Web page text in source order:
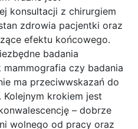
konsultacji z chirurgiem
zdrowia pacjentki oraz
efektu końcowego.
badania
czy badania
ma przeciwwskazań do
krokiem jest
– dobrze
wolnego od pracy oraz